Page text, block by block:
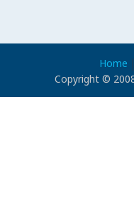
Home
Copyright ©